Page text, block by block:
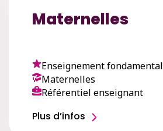
Maternelles
Enseignement fondamental
Maternelles
Référentiel enseignant
Plus d’infos